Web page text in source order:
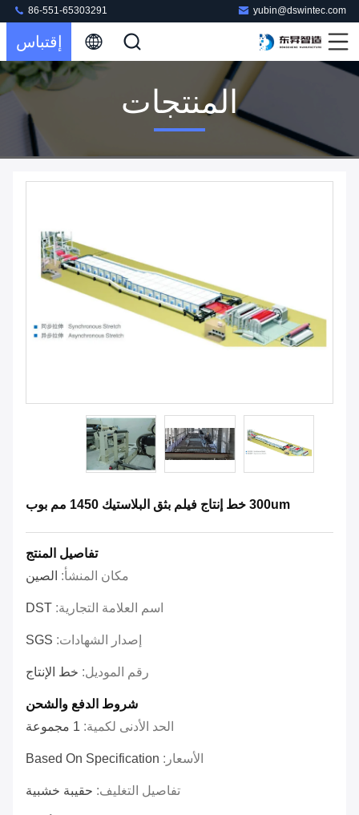
yubin@dswintec.com
86-551-65303291
إقتباس
المنتجات
300um خط إنتاج فيلم بثق البلاستيك 1450 مم بوب
تفاصيل المنتج
مكان المنشأ: الصين
اسم العلامة التجارية: DST
إصدار الشهادات: SGS
رقم الموديل: خط الإنتاج
شروط الدفع والشحن
الحد الأدنى لكمية: 1 مجموعة
الأسعار: Based On Specification
تفاصيل التغليف: حقيبة خشبية